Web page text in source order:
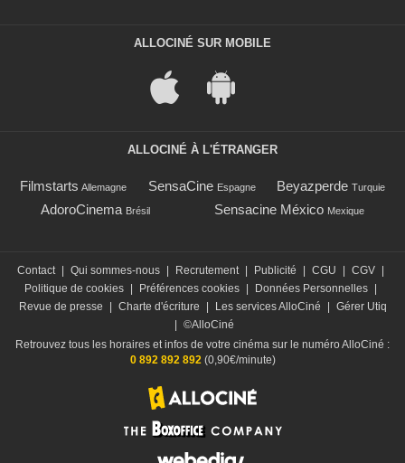
ALLOCINÉ SUR MOBILE
ALLOCINÉ À L'ÉTRANGER
Filmstarts Allemagne SensaCine Espagne Beyazperde Turquie
AdoroCinema Brésil Sensacine México Mexique
Contact | Qui sommes-nous | Recrutement | Publicité | CGU | CGV |
Politique de cookies | Préférences cookies | Données Personnelles |
Revue de presse
| Charte d'écriture | Les services AlloCiné | Gérer Utiq
| ©AlloCiné
Retrouvez tous les horaires et infos de votre cinéma sur le numéro AlloCiné :
0 892 892 892 (0,90€/minute)